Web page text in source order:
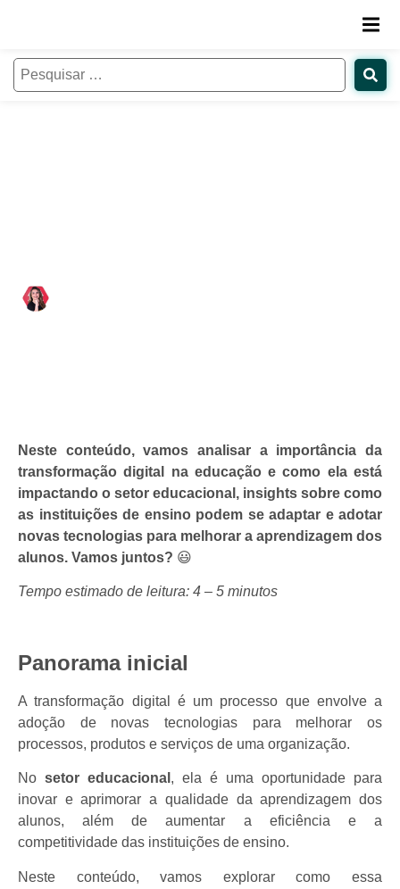
Neste conteúdo, vamos analisar a importância da
transformação digital na educação e como ela está
impactando o setor educacional, insights sobre como
as instituições de ensino podem se adaptar e adotar
novas tecnologias para melhorar a aprendizagem dos
alunos. Vamos juntos? 😃
Tempo estimado de leitura: 4 – 5 minutos
Panorama inicial
A transformação digital é um processo que envolve a
adoção de novas tecnologias para melhorar os
processos, produtos e serviços de uma organização.
No setor educacional , ela é uma oportunidade para
inovar e aprimorar a qualidade da aprendizagem dos
alunos, além de aumentar a eficiência e a
competitividade das instituições de ensino.
Neste conteúdo, vamos explorar como essa